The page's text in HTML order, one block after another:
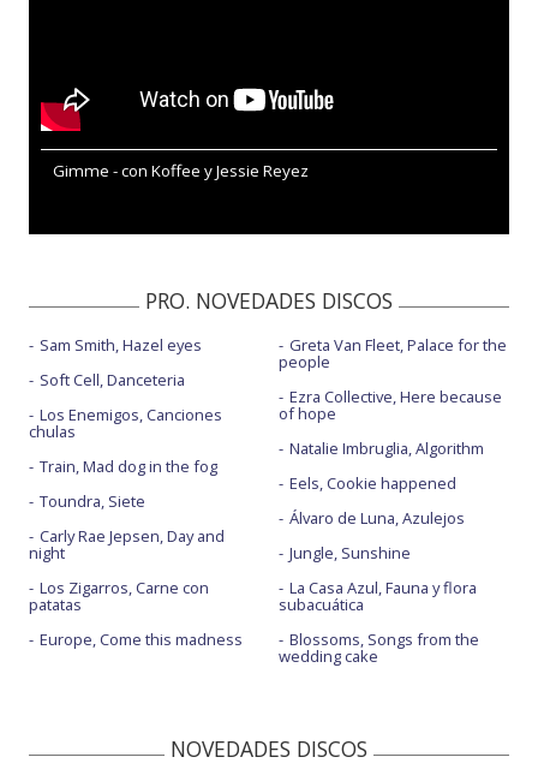
Gimme - con Koffee y Jessie Reyez
PRO. NOVEDADES DISCOS
Sam Smith, Hazel eyes
Soft Cell, Danceteria
Los Enemigos, Canciones
chulas
Train, Mad dog in the fog
Toundra, Siete
Carly Rae Jepsen, Day and
night
Los Zigarros, Carne con
patatas
Europe, Come this madness
Greta Van Fleet, Palace for the
people
Ezra Collective, Here because
of hope
Natalie Imbruglia, Algorithm
Eels, Cookie happened
Álvaro de Luna, Azulejos
Jungle, Sunshine
La Casa Azul, Fauna y flora
subacuática
Blossoms, Songs from the
wedding cake
NOVEDADES DISCOS